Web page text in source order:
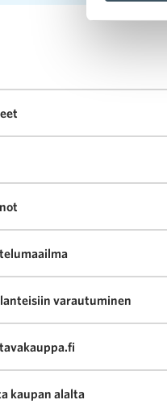
varautuminen
kaupan alalta